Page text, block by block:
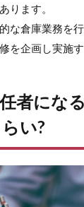
ります。
な倉庫業務を
を企画し実施
者にな
い?